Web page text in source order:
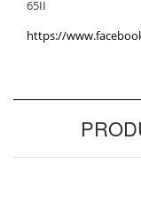
65II
https://